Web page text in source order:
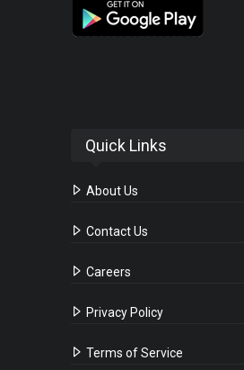
Quick Links
About Us
Contact Us
Careers
Privacy Policy
Terms of Service